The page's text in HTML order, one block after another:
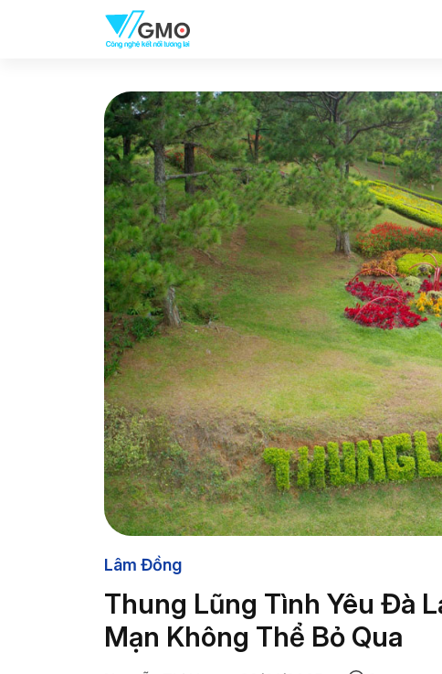
Lâm Đồng
Thung Lũng Tình Yêu Đà
Mạn Không Thể Bỏ Qua